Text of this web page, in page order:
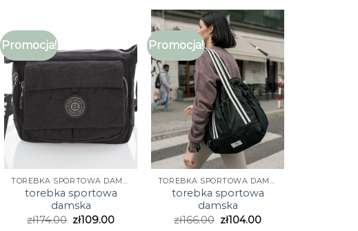
Promocja!
torebka sportowa
damska
zł174.00 zł109.00
Promocja!
torebka sportowa
damska
zł166.00 zł104.00